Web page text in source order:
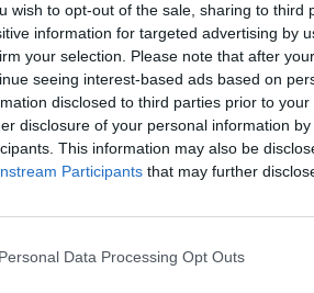
wish to opt-out of the sale, sharing to
information for targeted advertising by
your selection. Please note that after
seeing interest-based ads based on
disclosed to third parties prior to
disclosure of your personal information
This information may also be
Participants that may further
Personal Data Processing Opt Outs